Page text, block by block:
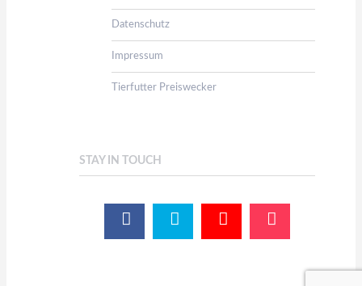
Datenschutz
Impressum
Tierfutter Preiswecker
STAY IN TOUCH